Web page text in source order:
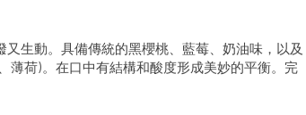
生動。具備傳統的黑櫻桃、藍莓、奶油味，以及
薄荷)。在口中有結構和酸度形成美妙的平衡。完